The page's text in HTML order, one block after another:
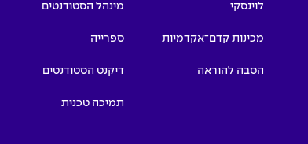
לוינסקי
מכינות קדם־אקדמיות
הסבה להוראה
מינהל הסטודנטים
ספרייה
דיקנט הסטודנטים
תמיכה טכנית